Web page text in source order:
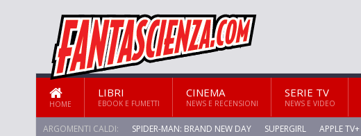
HOME
LIBRI
EBOOK E FUMETTI
CINEMA
NEWS E RECENSIONI
SERIE TV
NEWS E VIDEO
ARGOMENTI CALDI: SPIDER-MAN: BRAND NEW DAY SUPERGIRL APPLE TV+